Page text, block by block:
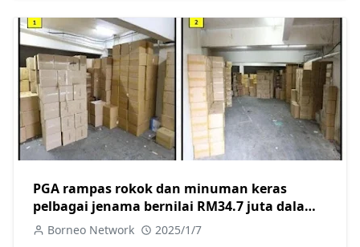
PGA rampas rokok dan minuman keras
pelbagai jenama bernilai RM34.7 juta dalam
dua serbuan berasingan di Kuching
Borneo Network 2025/1/7